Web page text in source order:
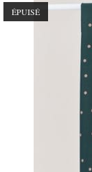
ÉPUISÉ